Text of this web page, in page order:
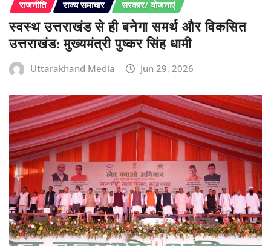
राजनीति राज्य समाचार सरकार/ योजनाएं
स्वस्थ उत्तराखंड से ही बनेगा समर्थ और विकसित
उत्तराखंड: मुख्यमंत्री पुष्कर सिंह धामी
Uttarakhand Media Jun 29, 2026